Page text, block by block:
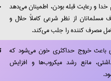
خدا و رعایت قبله‌ بودن، اطمینان می‌دهد
از نظر شرعی کاملاً حلال و
مصرف‌ کننده را جلب می‌کند.
باعث خروج حداکثری خون می‌شود که
مانع رشد میکروب‌ها و افزایش